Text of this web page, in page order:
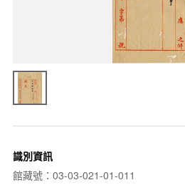
識別資訊
館藏號：03-03-021-01-011